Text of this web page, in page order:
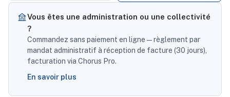
Vous êtes une administration ou une collectivité
?
Commandez sans paiement en ligne — règlement par
mandat administratif à réception de facture (30 jours),
facturation via Chorus Pro.
En savoir plus